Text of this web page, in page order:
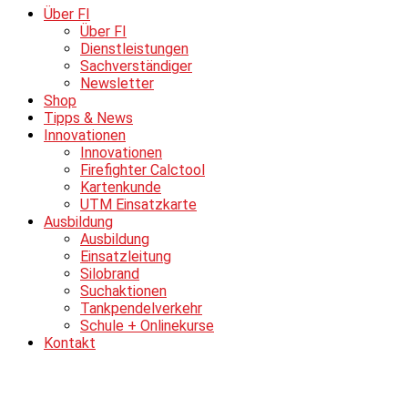
Über FI
Über FI
Dienstleistungen
Sachverständiger
Newsletter
Shop
Tipps & News
Innovationen
Innovationen
Firefighter Calctool
Kartenkunde
UTM Einsatzkarte
Ausbildung
Ausbildung
Einsatzleitung
Silobrand
Suchaktionen
Tankpendelverkehr
Schule + Onlinekurse
Kontakt